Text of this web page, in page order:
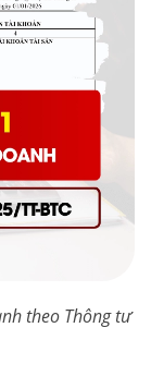
theo Thông tư